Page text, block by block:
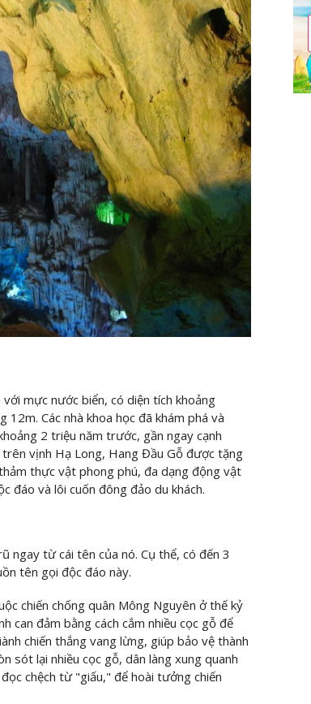
mực nước biển, có diện tích khoảng
Các nhà khoa học đã khám phá và
2 triệu năm trước, gần ngay cạnh
vịnh Hạ Long, Hang Đầu Gỗ được tặng
thực vật phong phú, đa dạng động vật
đáo và lôi cuốn đông đảo du khách.
ngay từ cái tên của nó. Cụ thể, có đến 3
tên gọi độc đáo này.
chiến chống quân Mông Nguyên ở thế kỷ
can đảm bằng cách cắm nhiều cọc gỗ để
chiến thắng vang lừng, giúp bảo vệ thành
sót lại nhiều cọc gỗ, dân làng xung quanh
chệch từ "giấu," để hoài tưởng chiến